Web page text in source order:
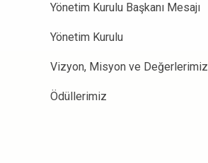
Yönetim Kurulu Başkanı Mesajı
Yönetim Kurulu
Vizyon, Misyon ve Değerlerimiz
Ödüllerimiz